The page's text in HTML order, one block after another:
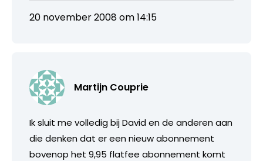
20 november 2008 om 14:15
Martijn Couprie
Ik sluit me volledig bij David en de anderen aan
die denken dat er een nieuw abonnement
bovenop het 9,95 flatfee abonnement komt